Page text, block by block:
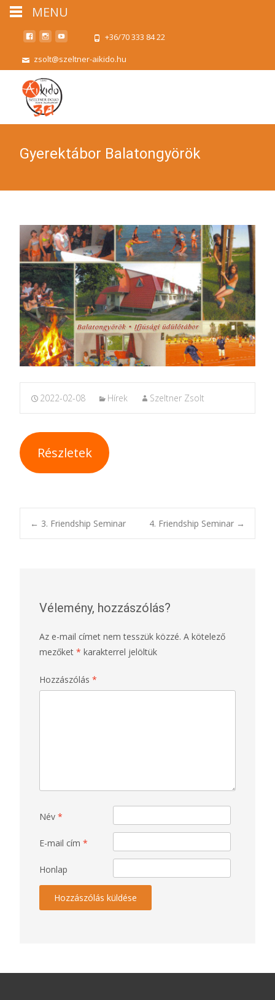
+36/70 333 84 22
zsolt@szeltner-aikido.hu
Gyerektábor Balatongyörök￼
2022-02-08 Hírek Szeltner Zsolt
Részletek
Post
← 3. Friendship Seminar￼ 4. Friendship Seminar →
Vélemény, hozzászólás?
Az e-mail címet nem tesszük közzé. A kötelező
mezőket * karakterrel jelöltük
Hozzászólás *
Név *
E-mail cím *
Honlap
MENU